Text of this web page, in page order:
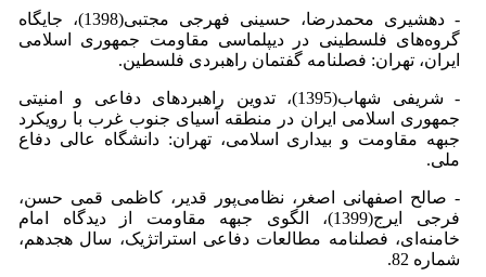
- دهشیری محمدرضا، حسینی فهرجی مجتبی(1398)، جایگاه
گروه‌های فلسطینی در دیپلماسی مقاومت جمهوری اسلامی
ایران، تهران: فصلنامه گفتمان راهبردی فلسطین.
- شریفی شهاب(1395)، تدوین راهبردهای دفاعی و امنیتی
جمهوری اسلامی ایران در منطقه آسیای جنوب غرب با رویکرد
جبهه مقاومت و بیداری اسلامی، تهران: دانشگاه عالی دفاع
ملی.
- صالح اصفهانی اصغر، نظامی‌پور قدیر، کاظمی قمی حسن،
فرجی ایرج(1399)، الگوی جبهه مقاومت از دیدگاه امام
خامنه‌ای، فصلنامه مطالعات دفاعی استراتژیک، سال هجدهم،
شماره 82.